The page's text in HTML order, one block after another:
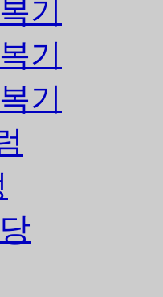
기
기
기